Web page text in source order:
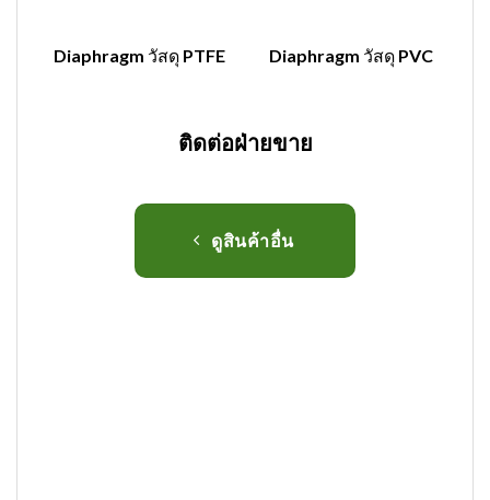
Diaphragm วัสดุ PTFE Diaphragm วัสดุ PVC
ติดต่อฝ่ายขาย
ดูสินค้าอื่น